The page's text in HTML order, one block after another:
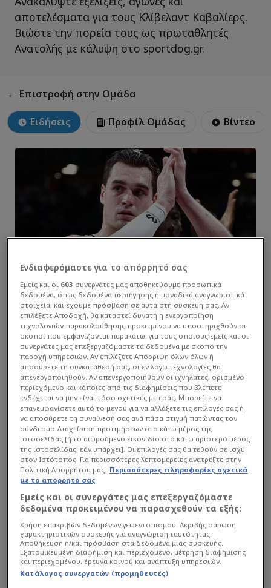
αποτελέσματα για τους Κλίβελαντ Καβαλίερς.
Βιώστε την πορεία τους ως πρωταθλητές
Ανατολής με κάλυψη στο sportdog.gr.
← Επιστροφή στην Ομάδα
Ειδήσεις Προφίλ Ομάδας Βίντεο
Euroleague| 06/08 - 12:10
Μήνυμα Χεζόνια για την αποχώρηση
από Ρεάλ: "Δεν το περίμενα ποτέ"
(ΦΩΤΟ)
Ενδιαφερόμαστε για το απόρρητό σας
Εμείς και οι 603 συνεργάτες μας αποθηκεύουμε προσωπικά
δεδομένα, όπως δεδομένα περιήγησης ή μοναδικά αναγνωριστικά
στοιχεία, και έχουμε πρόσβαση σε αυτά στη συσκευή σας. Αν
επιλέξετε Αποδοχή, θα καταστεί δυνατή η ενεργοποίηση
τεχνολογιών παρακολούθησης προκειμένου να υποστηριχθούν οι
σκοποί που εμφανίζονται παρακάτω, για τους οποίους εμείς και οι
συνεργάτες μας επεξεργαζόμαστε τα δεδομένα με σκοπό την
παροχή υπηρεσιών. Αν επιλέξετε Απόρριψη όλων όλων ή
αποσύρετε τη συγκατάθεσή σας, οι εν λόγω τεχνολογίες θα
απενεργοποιηθούν. Αν απενεργοποιηθούν οι ιχνηλάτες, ορισμένο
περιεχόμενο και κάποιες από τις διαφημίσεις που βλέπετε
ενδέχεται να μην είναι τόσο σχετικές με εσάς. Μπορείτε να
επανεμφανίσετε αυτό το μενού για να αλλάξετε τις επιλογές σας ή
να αποσύρετε τη συναίνεσή σας ανά πάσα στιγμή πατώντας τον
σύνδεσμο Διαχείριση προτιμήσεων στο κάτω μέρος της
ιστοσελίδας [ή το αιωρούμενο εικονίδιο στο κάτω αριστερό μέρος
της ιστοσελίδας, εάν υπάρχει]. Οι επιλογές σας θα τεθούν σε ισχύ
στον Ιστότοπος. Για περισσότερες λεπτομέρειες ανατρέξτε στην
Πολιτική Απορρήτου μας. Περισσότερες πληροφορίες σχετικά
με το απόρρητό σας
Εμείς και οι συνεργάτες μας επεξεργαζόμαστε
δεδομένα προκειμένου να παρασχεθούν τα εξής:
Χρήση επακριβών δεδομένων γεωεντοπισμού. Ακριβής σάρωση
χαρακτηριστικών συσκευής για αναγνώριση ταυτότητας.
Αποθήκευση ή/και πρόσβαση στα δεδομένα μιας συσκευής.
Εξατομικευμένη διαφήμιση και περιεχόμενο, μέτρηση διαφήμισης
και περιεχομένου, έρευνα κοινού και ανάπτυξη υπηρεσιών.
Κατάλογος συνεργατών (προμηθευτές)